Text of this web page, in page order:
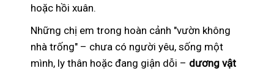
hoặc hồi xuân.
Những chị em trong hoàn cảnh "vườn không
nhà trống" – chưa có người yêu, sống một
mình, ly thân hoặc đang giận dỗi – dương vật